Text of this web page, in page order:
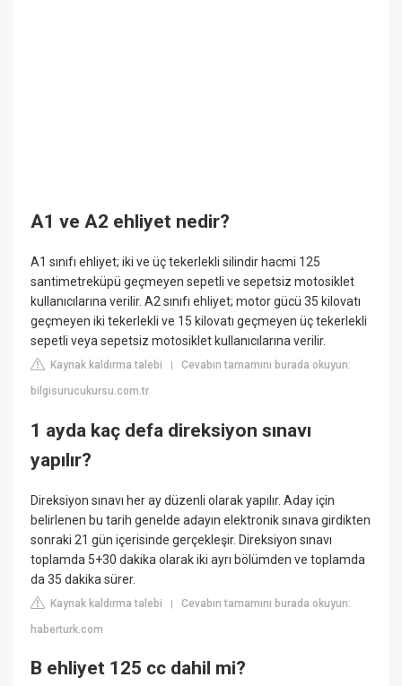
A1 ve A2 ehliyet nedir?
A1 sınıfı ehliyet; iki ve üç tekerlekli silindir hacmi 125
santimetreküpü geçmeyen sepetli ve sepetsiz motosiklet
kullanıcılarına verilir. A2 sınıfı ehliyet; motor gücü 35 kilovatı
geçmeyen iki tekerlekli ve 15 kilovatı geçmeyen üç tekerlekli
sepetli veya sepetsiz motosiklet kullanıcılarına verilir.
Kaynak kaldırma talebi |Cevabın tamamını burada okuyun:
bilgisurucukursu.com.tr
1 ayda kaç defa direksiyon sınavı
yapılır?
Direksiyon sınavı her ay düzenli olarak yapılır. Aday için
belirlenen bu tarih genelde adayın elektronik sınava girdikten
sonraki 21 gün içerisinde gerçekleşir. Direksiyon sınavı
toplamda 5+30 dakika olarak iki ayrı bölümden ve toplamda
da 35 dakika sürer.
Kaynak kaldırma talebi |Cevabın tamamını burada okuyun:
haberturk.com
B ehliyet 125 cc dahil mi?